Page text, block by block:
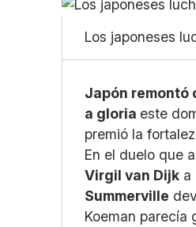
Los japoneses
Japón remontó
a gloria este
premió la
En el duelo que
Virgil van Dijk a
Summerville
Koeman parecía